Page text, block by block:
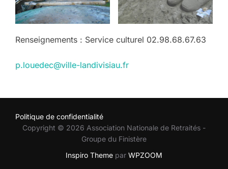
Renseignements : Service culturel 02.98.68.67.63
p.louedec@ville-landivisiau.fr
Politique de confidentialité
Copyright © 2026 Association Nationale de Retraités -
Groupe du Finistère
Inspiro Theme par WPZOOM